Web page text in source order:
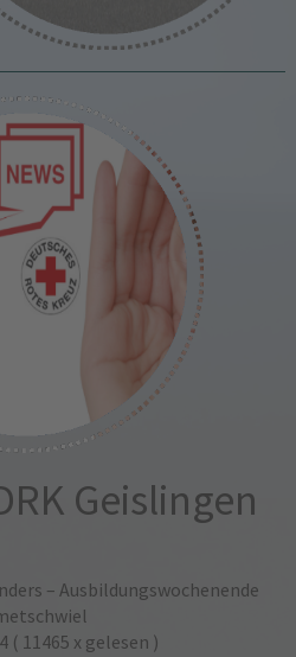
Geislingen
– ‪Ausbildungswochenende‬
( 11465 x gelesen )